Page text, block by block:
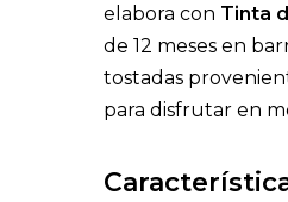
elabora con Tinta
de 12 meses en
tostadas
para disfrutar en